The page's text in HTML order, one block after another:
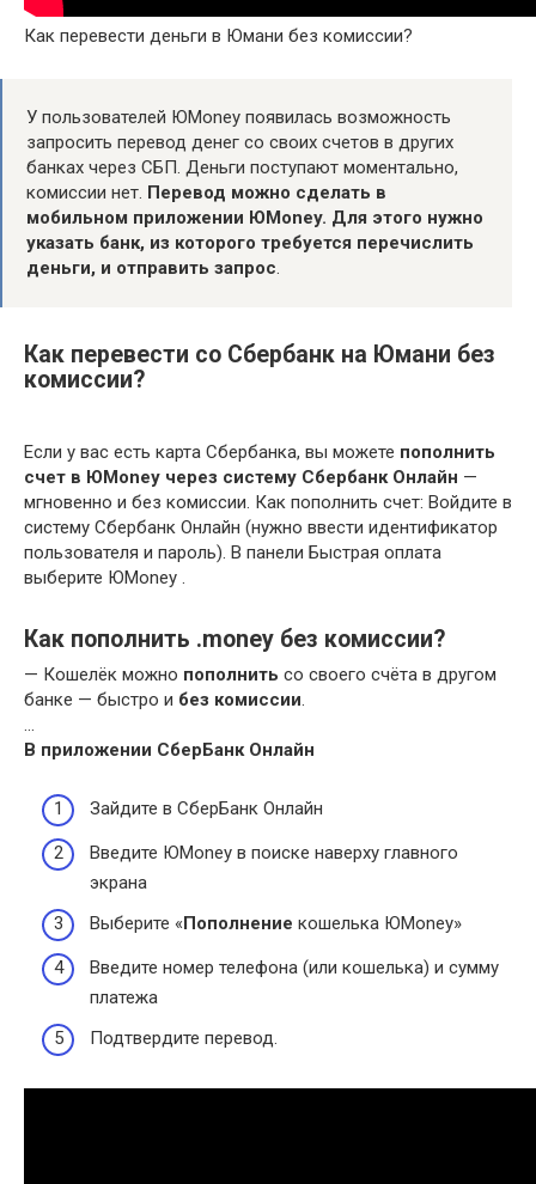
Как перевести деньги в Юмани без комиссии?
У пользователей ЮMoney появилась возможность
запросить перевод денег со своих счетов в других
банках через СБП. Деньги поступают моментально,
комиссии нет. Перевод можно сделать в
мобильном приложении ЮMoney. Для этого нужно
указать банк, из которого требуется перечислить
деньги, и отправить запрос.
Как перевести со Сбербанк на Юмани без
комиссии?
Если у вас есть карта Сбербанка, вы можете пополнить
счет в ЮMoney через систему Сбербанк Онлайн —
мгновенно и без комиссии. Как пополнить счет: Войдите в
систему Сбербанк Онлайн (нужно ввести идентификатор
пользователя и пароль). В панели Быстрая оплата
выберите ЮMoney .
Как пополнить .money без комиссии?
— Кошелёк можно пополнить со своего счёта в другом
банке — быстро и без комиссии.
…
В приложении СберБанк Онлайн
Зайдите в СберБанк Онлайн
Введите ЮMoney в поиске наверху главного
экрана
Выберите «Пополнение кошелька ЮMoney»
Введите номер телефона (или кошелька) и сумму
платежа
Подтвердите перевод.